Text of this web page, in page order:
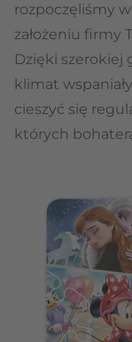
rozpoczęliśmy w
założeniu firmy
Dzięki
klimat
cieszyć się
których